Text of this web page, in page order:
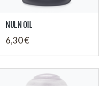
NULN OIL
6,30 €